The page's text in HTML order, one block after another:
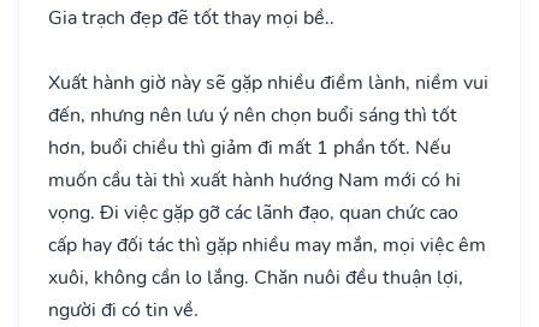
Gia trạch đẹp đẽ tốt thay mọi bề..
Xuất hành giờ này sẽ gặp nhiều điềm lành, niềm vui
đến, nhưng nên lưu ý nên chọn buổi sáng thì tốt
hơn, buổi chiều thì giảm đi mất 1 phần tốt. Nếu
muốn cầu tài thì xuất hành hướng Nam mới có hi
vọng. Đi việc gặp gỡ các lãnh đạo, quan chức cao
cấp hay đối tác thì gặp nhiều may mắn, mọi việc êm
xuôi, không cần lo lắng. Chăn nuôi đều thuận lợi,
người đi có tin về.